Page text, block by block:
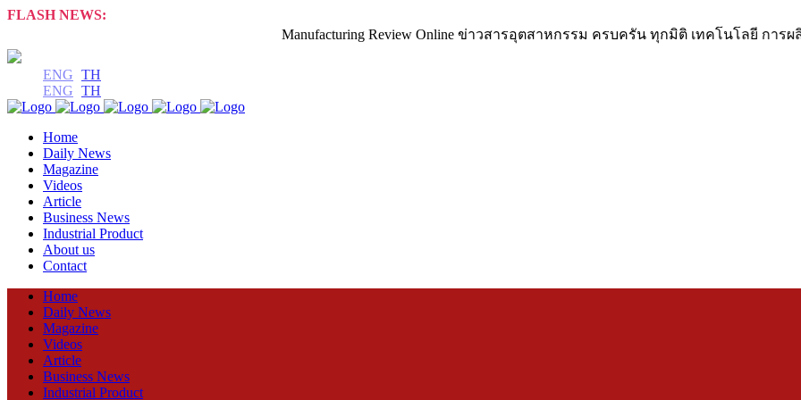
FLASH NEWS:
Manufacturing Review Online ข่าวสารอุตสาหกรรม ครบครัน ทุกมิติ เทคโนโลยี การผลิต เครื่อง
ENG TH
ENG TH
Home
Daily News
Magazine
Videos
Article
Business News
Industrial Product
About us
Contact
Home
Daily News
Magazine
Videos
Article
Business News
Industrial Product